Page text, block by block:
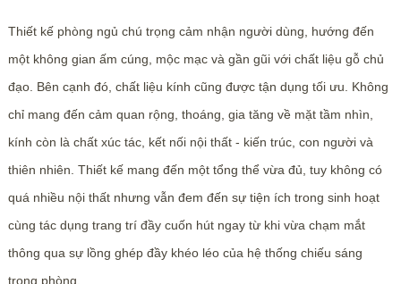
Thiết kế phòng ngủ chú trọng cảm nhận người dùng, hướng đến
một không gian ấm cúng, mộc mạc và gần gũi với chất liệu gỗ chủ
đạo. Bên cạnh đó, chất liệu kính cũng được tận dụng tối ưu. Không
chỉ mang đến cảm quan rộng, thoáng, gia tăng về mặt tầm nhìn,
kính còn là chất xúc tác, kết nối nội thất - kiến trúc, con người và
thiên nhiên. Thiết kế mang đến một tổng thể vừa đủ, tuy không có
quá nhiều nội thất nhưng vẫn đem đến sự tiện ích trong sinh hoạt
cùng tác dụng trang trí đầy cuốn hút ngay từ khi vừa chạm mắt
thông qua sự lồng ghép đầy khéo léo của hệ thống chiếu sáng
trong phòng.